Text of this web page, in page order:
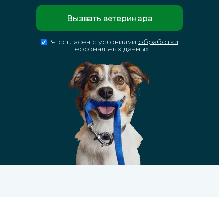
Вызвать ветеринара
Я согласен с условиями обработки
персональных данных